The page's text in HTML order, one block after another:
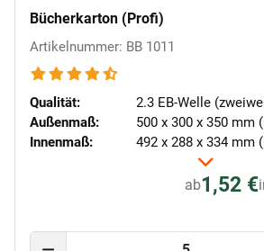
Bücherkarton (Profi)
Artikelnummer: BB 1011
Qualität:
2.3 EB-Welle
Außenmaß:
500 x 300 x 350 mm
Innenmaß:
492 x 288 x 334 mm
ab1,52 €